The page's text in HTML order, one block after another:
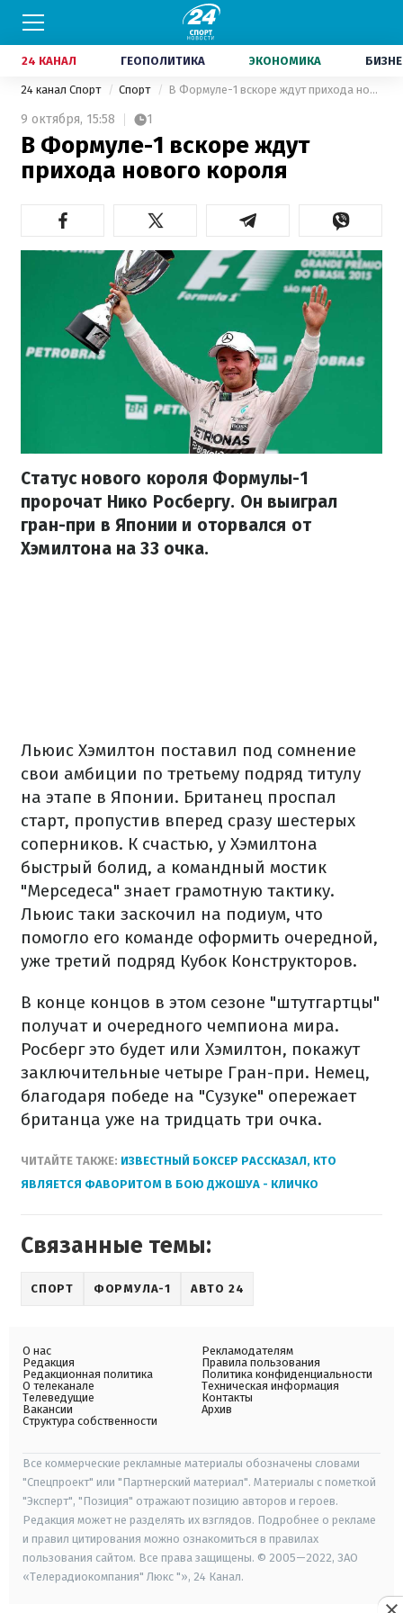
24 КАНАЛ ГЕОПОЛИТИКА ЭКОНОМИКА
24 канал Спорт Спорт В Формуле-1 вскоре ждут прихода нового короля
9 октября, 15:58 1
В Формуле-1 вскоре ждут
прихода нового короля
Статус нового короля Формулы-1
пророчат Нико Росбергу. Он выиграл
гран-при в Японии и оторвался от
Хэмилтона на 33 очка.
Льюис Хэмилтон поставил под сомнение
свои амбиции по третьему подряд титулу
на этапе в Японии. Британец проспал
старт, пропустив вперед сразу шестерых
соперников. К счастью, у Хэмилтона
быстрый болид, а командный мостик
"Мерседеса" знает грамотную тактику.
Льюис таки заскочил на подиум, что
помогло его команде оформить очередной,
уже третий подряд Кубок Конструкторов.
В конце концов в этом сезоне "штутгартцы"
получат и очередного чемпиона мира.
Росберг это будет или Хэмилтон, покажут
заключительные четыре Гран-при. Немец,
благодаря победе на "Сузуке" опережает
британца уже на тридцать три очка.
ЧИТАЙТЕ ТАКЖЕ: ИЗВЕСТНЫЙ БОКСЕР РАССКАЗАЛ, КТО
ЯВЛЯЕТСЯ ФАВОРИТОМ В БОЮ ДЖОШУА - КЛИЧКО
Связанные темы:
СПОРТ ФОРМУЛА-1 АВТО 24
О нас
Редакция
Редакционная политика
О телеканале
Телеведущие
Вакансии
Структура собственности
Рекламодателям
Правила пользования
Политика конфиденциальности
Техническая информация
Контакты
Архив
Все коммерческие рекламные материалы обозначены словами
"Спецпроект" или "Партнерский материал". Материалы с пометкой
"Эксперт", "Позиция" отражают позицию авторов и героев.
Редакция может не разделять их взглядов. Подробнее о рекламе
и правил цитирования можно ознакомиться в правилах
пользования сайтом. Все права защищены. © 2005—2022, ЗАО
«Телерадиокомпания" Люкс "», 24 Канал.